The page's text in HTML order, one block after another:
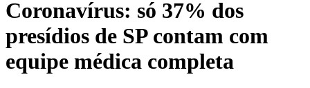
Coronavírus: só 37% dos
presídios de SP contam com
equipe médica completa